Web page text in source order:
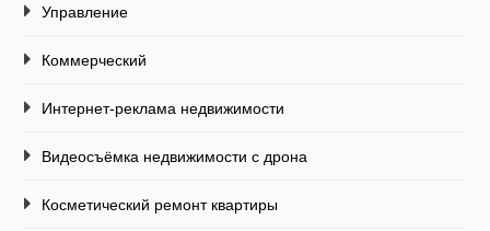
Управление
Коммерческий
Интернет-реклама недвижимости
Видеосъёмка недвижимости с дрона
Косметический ремонт квартиры